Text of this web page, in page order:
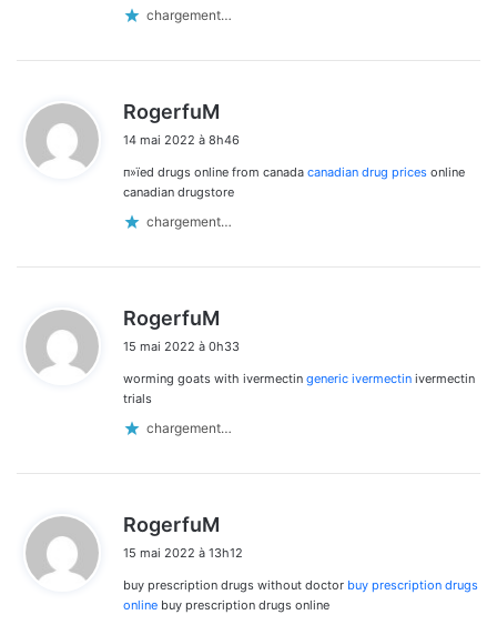
chargement…
RogerfuM
t
:
14 mai 2022 à 8h46
п»їed drugs online from canada canadian drug prices online
canadian drugstore
chargement…
RogerfuM
t
15 mai 2022 à 0h33
worming goats with ivermectin generic ivermectin ivermectin
trials
chargement…
RogerfuM
t
:
15 mai 2022 à 13h12
buy prescription drugs without doctor buy prescription drugs
online buy prescription drugs online